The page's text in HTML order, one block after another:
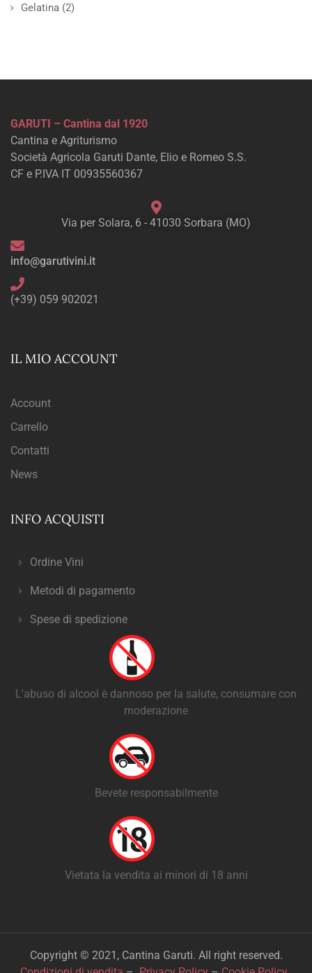
Gelatina (2)
GARUTI – Cantina dal 1920
Cantina e Agriturismo
Società Agricola Garuti Dante, Elio e Romeo S.S.
CF e P.IVA IT 00935560367
Via per Solara, 6 - 41030 Sorbara (MO)
info@garutivini.it
(+39) 059 902021
IL MIO ACCOUNT
Account
Carrello
Contatti
News
INFO ACQUISTI
Ordine Vini
Metodi di pagamento
Spese di spedizione
L'abuso di alcool è dannoso per la salute, consumare con
moderazione
Bevete responsabilmente
Vietata la vendita ai minori di 18 anni
Copyright © 2021, Cantina Garuti. All right reserved.